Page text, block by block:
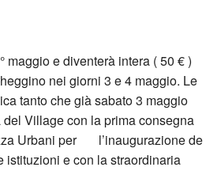
maggio e diventerà intera ( 50 € )
nei giorni 3 e 4 maggio. Le
tanto che già sabato 3 maggio
Village con la prima consegna
Urbani per l’inaugurazione de
e con la straordinaria